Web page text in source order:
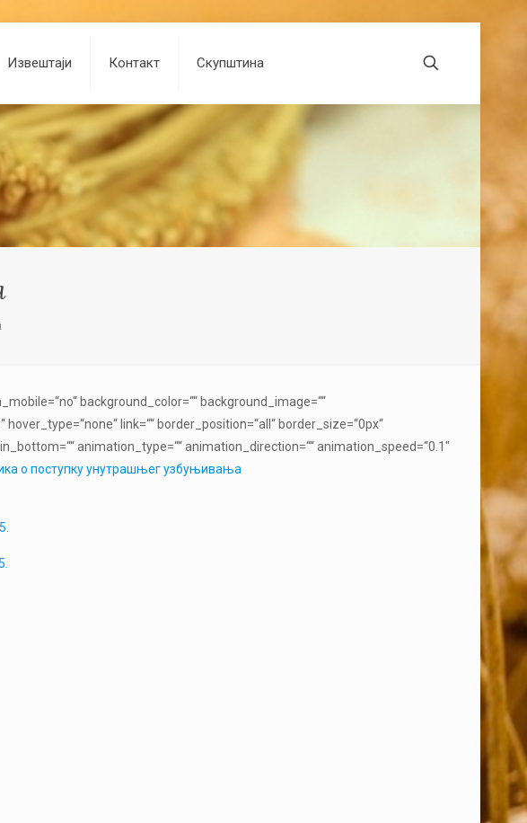
Извештаји Контакт Скупштина
background_color=““ background_image=““
link=““ border_position=“all“ border_size=“0px“
animation_type=““ animation_direction=““ animation_speed=“0.1″
о поступку унутрашњег узбуњивања